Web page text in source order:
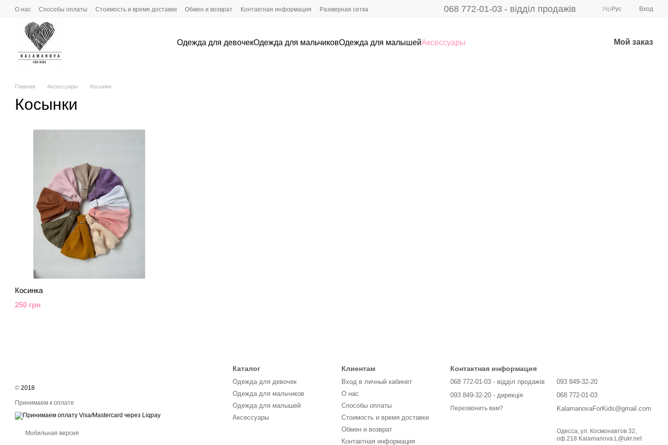
Перейти к основному контенту
О нас Способы оплаты Стоимость и время доставки Обмен и возврат Контактная информация
Размерная сетка
068 772-01-03 - відділ продажів Укр Рус Вход
Одежда для девочекОдежда для мальчиковОдежда для малышейАксессуары Мой заказ
Главная Аксессуары Косынки
Косынки
Косинка
250 грн
© 2018
Принимаем к оплате
Мобильная версия
Каталог
Одежда для девочек
Одежда для мальчиков
Одежда для малышей
Аксессуары
Клиентам
Вход в личный кабинет
О нас
Способы оплаты
Стоимость и время доставки
Обмен и возврат
Контактная информация
Контактная информация
068 772-01-03 - відділ продажів
093 849-32-20 - дирекція
Перезвонить вам?
093 849-32-20
068 772-01-03
KalamanovaForKids@gmail.com
Одесса, ул. Космонавтов 32,
оф.218 Kalamanova.L@ukr.net